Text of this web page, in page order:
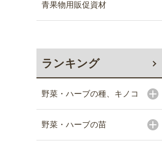
青果物用販促資材
ランキング
野菜・ハーブの種、キノコ
野菜・ハーブの苗